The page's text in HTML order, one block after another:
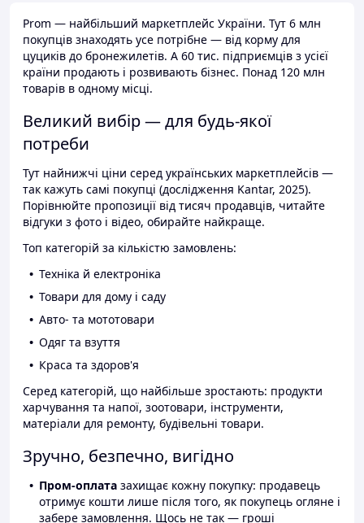
Prom — найбільший маркетплейс України. Тут 6 млн
покупців знаходять усе потрібне — від корму для
цуциків до бронежилетів. А 60 тис. підприємців з усієї
країни продають і розвивають бізнес. Понад 120 млн
товарів в одному місці.
Великий вибір — для будь-якої
потреби
Тут найнижчі ціни серед українських маркетплейсів —
так кажуть самі покупці (дослідження Kantar, 2025).
Порівнюйте пропозиції від тисяч продавців, читайте
відгуки з фото і відео, обирайте найкраще.
Топ категорій за кількістю замовлень:
Техніка й електроніка
Товари для дому і саду
Авто- та мототовари
Одяг та взуття
Краса та здоров'я
Серед категорій, що найбільше зростають: продукти
харчування та напої, зоотовари, інструменти,
матеріали для ремонту, будівельні товари.
Зручно, безпечно, вигідно
Пром-оплата захищає кожну покупку: продавець
отримує кошти лише після того, як покупець огляне і
забере замовлення. Щось не так — гроші